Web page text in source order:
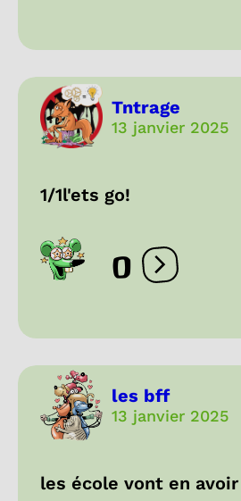
Tntrage
13 janvier 2025
1/1l'ets go!
0 Ouvrir les
les bff
13 janvier 2025
les école vont en avoir